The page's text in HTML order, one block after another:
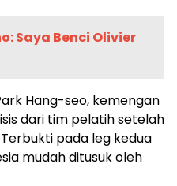
Saya Benci Olivier
Hang-seo, kemengan
dari tim pelatih setelah
pada leg kedua
mudah ditusuk oleh